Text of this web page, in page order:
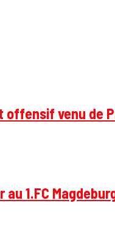
offensif venu de
1.FC